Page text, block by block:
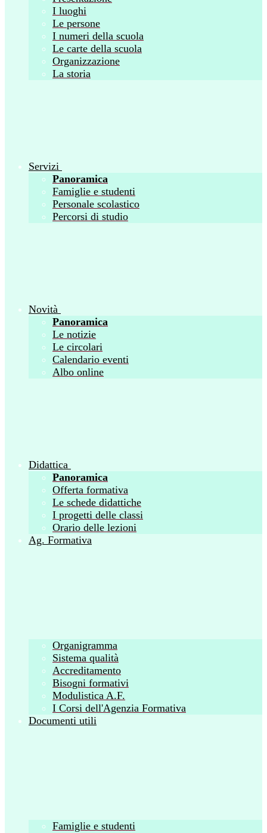
I luoghi
Le persone
I numeri della scuola
Le carte della scuola
Organizzazione
La storia
Servizi
Panoramica
Famiglie e studenti
Personale scolastico
Percorsi di studio
Novità
Panoramica
Le notizie
Le circolari
Calendario eventi
Albo online
Didattica
Panoramica
Offerta formativa
Le schede didattiche
I progetti delle classi
Orario delle lezioni
Ag. Formativa
Organigramma
Sistema qualità
Accreditamento
Bisogni formativi
Modulistica A.F.
I Corsi dell'Agenzia Formativa
Documenti utili
Famiglie e studenti